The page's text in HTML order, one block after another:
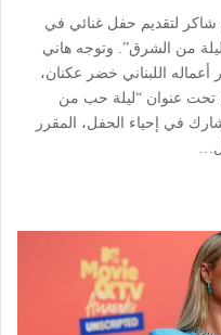
شاكر لتقديم حفل غنائي في
من الشرق”. وتوجه هاني
اللبناني خضر عكنان،
تحت عنوان “ليلة حب من
في إحياء الحفل، المقرر